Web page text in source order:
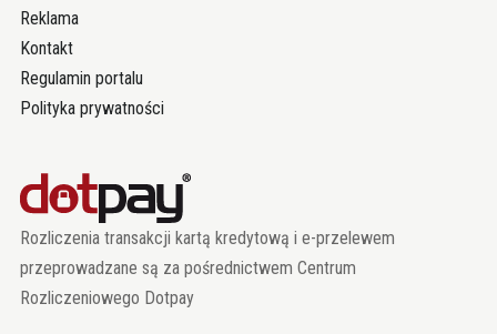
Reklama
Kontakt
Regulamin portalu
Polityka prywatności
Rozliczenia transakcji kartą kredytową i e-przelewem
przeprowadzane są za pośrednictwem Centrum
Rozliczeniowego Dotpay